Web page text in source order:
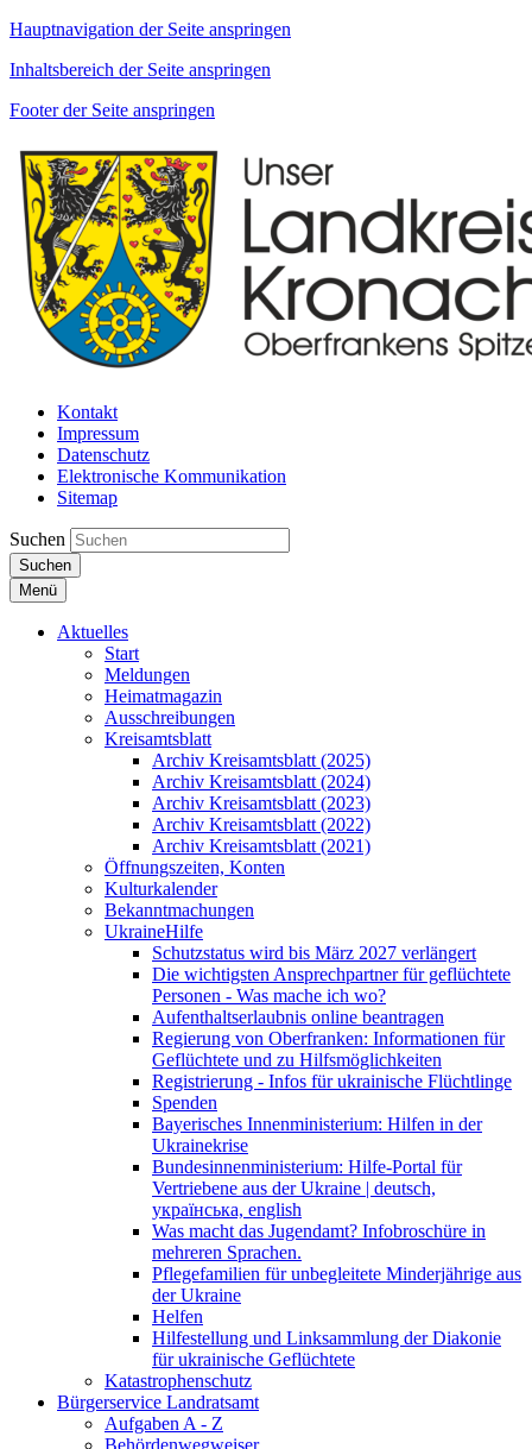
Hauptnavigation der Seite anspringen
Inhaltsbereich der Seite anspringen
Footer der Seite anspringen
Kontakt
Impressum
Datenschutz
Elektronische Kommunikation
Sitemap
Suchen
Suchen
Menü
Aktuelles
Start
Meldungen
Heimatmagazin
Ausschreibungen
Kreisamtsblatt
Archiv Kreisamtsblatt (2025)
Archiv Kreisamtsblatt (2024)
Archiv Kreisamtsblatt (2023)
Archiv Kreisamtsblatt (2022)
Archiv Kreisamtsblatt (2021)
Öffnungszeiten, Konten
Kulturkalender
Bekanntmachungen
UkraineHilfe
Schutzstatus wird bis März 2027 verlängert
Die wichtigsten Ansprechpartner für geflüchtete
Personen - Was mache ich wo?
Aufenthaltserlaubnis online beantragen
Regierung von Oberfranken: Informationen für
Geflüchtete und zu Hilfsmöglichkeiten
Registrierung - Infos für ukrainische Flüchtlinge
Spenden
Bayerisches Innenministerium: Hilfen in der
Ukrainekrise
Bundesinnenministerium: Hilfe-Portal für
Vertriebene aus der Ukraine | deutsch,
українська, english
Was macht das Jugendamt? Infobroschüre in
mehreren Sprachen.
Pflegefamilien für unbegleitete Minderjährige aus
der Ukraine
Helfen
Hilfestellung und Linksammlung der Diakonie
für ukrainische Geflüchtete
Katastrophenschutz
Bürgerservice Landratsamt
Aufgaben A - Z
Behördenwegweiser